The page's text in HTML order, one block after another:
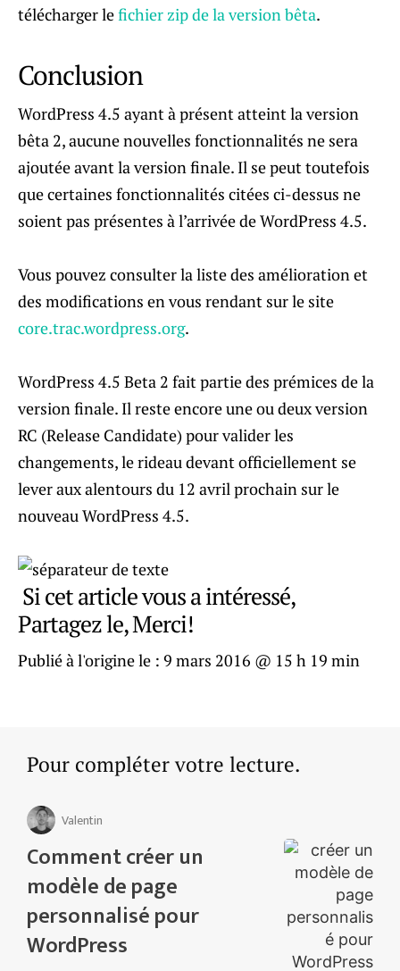
télécharger lefichier zip de la version bêta.
Conclusion
WordPress 4.5 ayant à présent atteint la version
bêta 2, aucune nouvelles fonctionnalités ne sera
ajoutée avant la version finale. Il se peut toutefois
que certaines fonctionnalités citées ci-dessus ne
soient pas présentes à l’arrivée de WordPress 4.5.
Vous pouvez consulter la liste des amélioration et
des modifications en vous rendant sur le site
core.trac.wordpress.org.
WordPress 4.5 Beta 2 fait partie des prémices de la
version finale. Il reste encore une ou deux version
RC (Release Candidate) pour valider les
changements, le rideau devant officiellement se
lever aux alentours du 12 avril prochain sur le
nouveau WordPress 4.5.
Si cet article vous a intéressé,
Partagez le, Merci!
Publié à l'origine le : 9 mars 2016 @ 15 h 19 min
Pour compléter votre lecture.
Valentin
Comment créer un
modèle de page
personnalisé pour
WordPress